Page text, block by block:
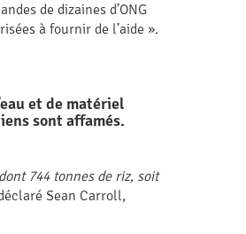
de dizaines d’ONG
à fournir de l’aide ».
et de matériel
sont affamés.
744 tonnes de riz, soit
Sean Carroll,